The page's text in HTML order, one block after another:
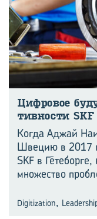
Циф­ро­вое
тив­но­сти SKF
Когда Аджай
Швецию в 2017
SKF в
множество
Digitization,